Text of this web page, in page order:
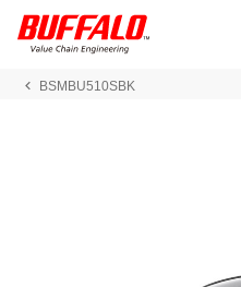
BSMBU510SBK